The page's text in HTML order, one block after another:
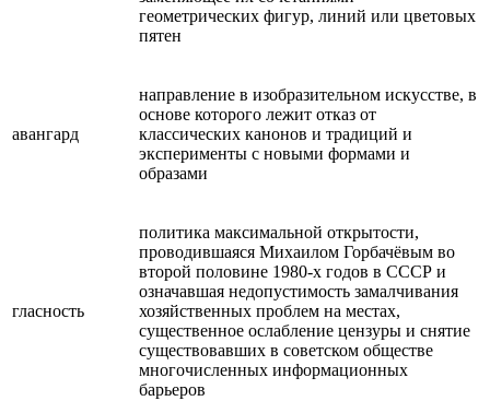
геометрических фигур, линий или цветовых
пятен
авангард
направление в изобразительном искусстве, в
основе которого лежит отказ от
классических канонов и традиций и
эксперименты с новыми формами и
образами
гласность
политика максимальной открытости,
проводившаяся Михаилом Горбачёвым во
второй половине 1980-х годов в СССР и
означавшая недопустимость замалчивания
хозяйственных проблем на местах,
существенное ослабление цензуры и снятие
существовавших в советском обществе
многочисленных информационных
барьеров